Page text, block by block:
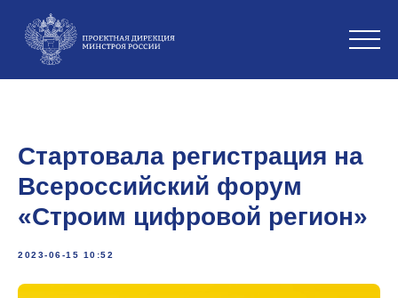
Стартовала регистрация на
Всероссийский форум
«Строим цифровой регион»
2023-06-15 10:52